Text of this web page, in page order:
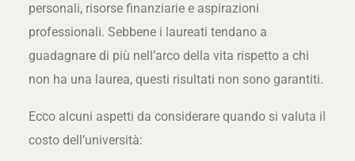
personali, risorse finanziarie e aspirazioni
professionali. Sebbene i laureati tendano a
guadagnare di più nell’arco della vita rispetto a chi
non ha una laurea, questi risultati non sono garantiti.
Ecco alcuni aspetti da considerare quando si valuta il
costo dell’università: